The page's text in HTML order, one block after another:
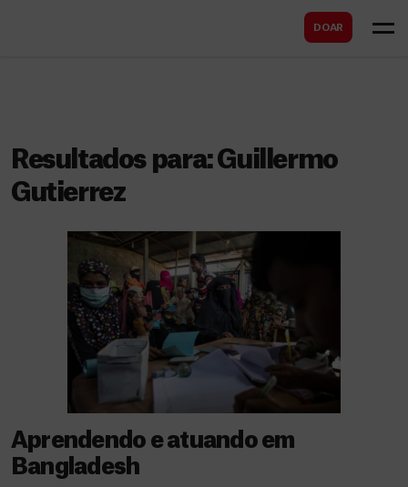
DOAR
Resultados para:Guillermo
Gutierrez
Aprendendo e atuando em
Bangladesh
r